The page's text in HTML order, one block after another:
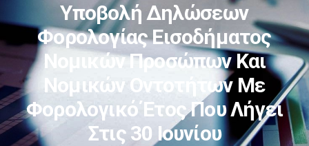
Υποβολή Δηλώσεων
Φορολογίας Εισοδήματος
Νομικών Προσώπων Και
Νομικών Οντοτήτων Με
Φορολογικό Έτος Που Λήγει
Στις 30 Ιουνίου